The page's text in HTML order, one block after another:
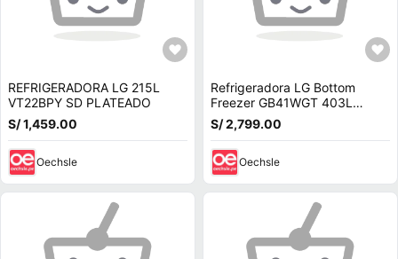
REFRIGERADORA LG 215L
VT22BPY SD PLATEADO
S/ 1,459.00
Oechsle
Refrigeradora LG Bottom
Freezer GB41WGT 403L
Negro Mate
S/ 2,799.00
Oechsle